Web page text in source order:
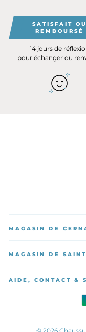
SATISFAIT OU
REMBOURSÉ
14 jours de
pour échanger ou
MAGASIN DE
MAGASIN DE
AIDE, CONTACT &